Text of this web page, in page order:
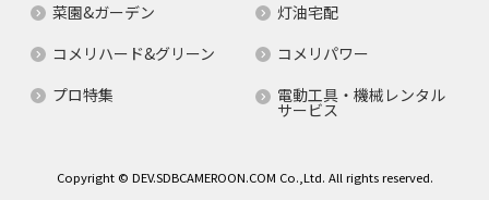
菜園&ガーデン
灯油宅配
コメリハード&グリーン
コメリパワー
プロ特集
電動工具・機械レンタル
サービス
Copyright © DEV.SDBCAMEROON.COM Co.,Ltd. All rights reserved.